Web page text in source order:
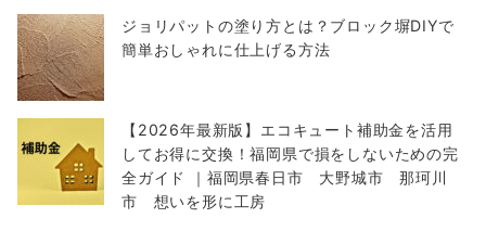
ジョリパットの塗り方とは？ブロック塀DIYで
簡単おしゃれに仕上げる方法
【2026年最新版】エコキュート補助金を活用
してお得に交換！福岡県で損をしないための完
全ガイド ｜福岡県春日市 大野城市 那珂川
市 想いを形に工房